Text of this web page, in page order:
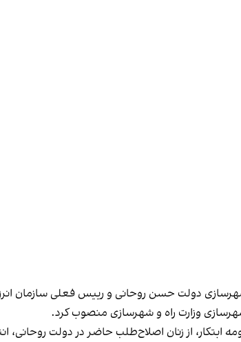
وزارت راه و شهرسازی منصوب کرد.
ابتکار، از زنان اصلاح‌طلب حاضر در دولت